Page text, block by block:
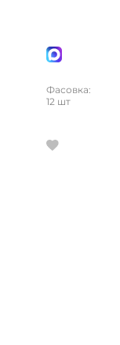
Фасовка:
12 шт